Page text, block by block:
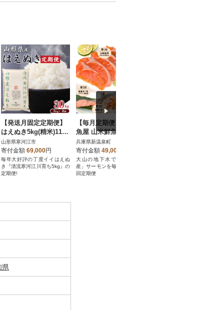
【発送月固定定期便】
はえぬき5kg(精米)11月
～4月発送 全6回
山形県寒河江市
寄付金額 69,000円
毎年大好評の丁度イイはえぬ
き『清流寒河江川育ち5kg』の
定期便!
【毎月定期便】山陰の
魚屋 山米鮮魚 厳選 国
産グランサーモン定期
便全4回
兵庫県新温泉町
寄付金額 49,000
大山の地下水で育つ「純国
産」サーモンを毎月楽しむ全4
回定期便
県